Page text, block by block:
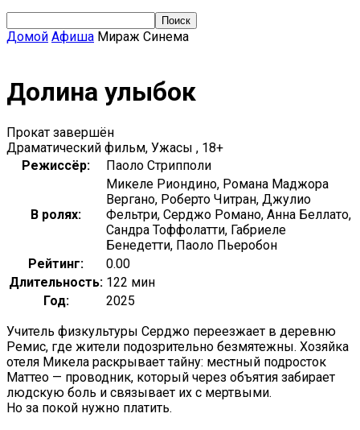
Домой Афиша Мираж Синема
Долина улыбок
Прокат завершён
Драматический фильм, Ужасы , 18+
Режиссёр:
Паоло Стрипполи
В ролях:
Микеле Риондино, Романа Маджора
Вергано, Роберто Читран, Джулио
Фельтри, Серджо Романо, Анна Беллато,
Сандра Тоффолатти, Габриеле
Бенедетти, Паоло Пьеробон
Рейтинг:
0.00
Длительность: 122 мин
Год:
2025
Учитель физкультуры Серджо переезжает в деревню
Ремис, где жители подозрительно безмятежны. Хозяйка
отеля Микела раскрывает тайну: местный подросток
Маттео — проводник, который через объятия забирает
людскую боль и связывает их с мертвыми.
Но за покой нужно платить.